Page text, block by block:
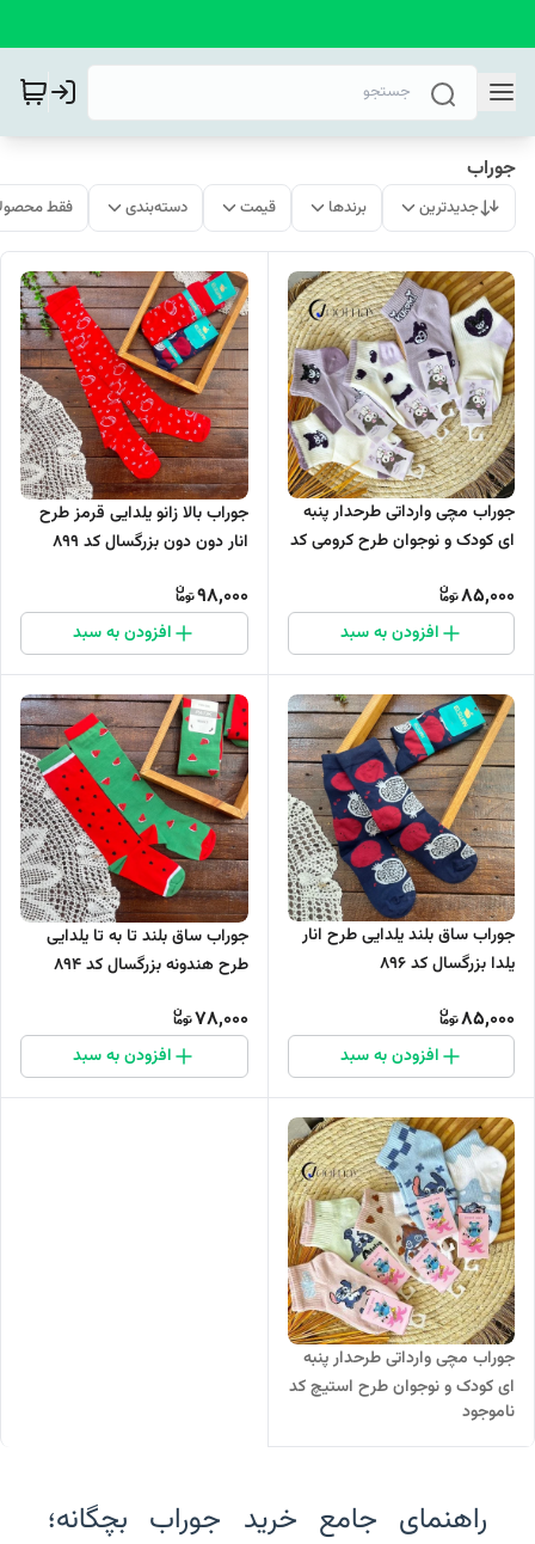
جوراب
جدیدترین برندها قیمت دسته‌بندی فقط
جوراب مچی وارداتی طرحدار پنبه
ای کودک و نوجوان طرح کرومی کد
85,000
افزودن به سبد
جوراب بالا زانو یلدایی قرمز طرح
انار دون دون بزرگسال کد ۸۹۹
98,000
افزودن به سبد
جوراب ساق بلند یلدایی طرح انار
یلدا بزرگسال کد ۸۹۶
85,000
افزودن به سبد
جوراب ساق بلند تا به تا یلدایی
طرح هندونه بزرگسال کد ۸۹۴
78,000
افزودن به سبد
جوراب مچی وارداتی طرحدار پنبه
ای کودک و نوجوان طرح استیچ کد
۹۲۰
ناموجود
راهنمای جامع خرید جوراب بچگانه؛